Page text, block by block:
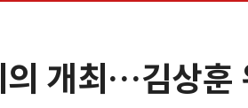
개최…김상훈